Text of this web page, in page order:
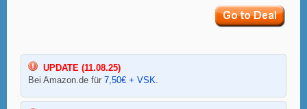
UPDATE (11.08.25)
Bei Amazon.de für 7,50€ + VSK